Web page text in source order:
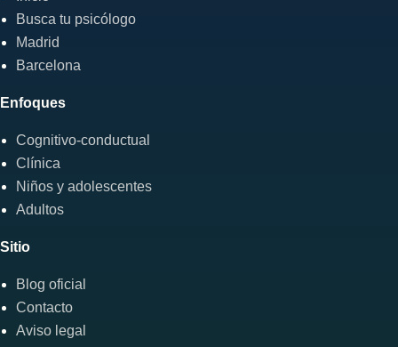
Busca tu psicólogo
Madrid
Barcelona
Enfoques
Cognitivo-conductual
Clínica
Niños y adolescentes
Adultos
Sitio
Blog oficial
Contacto
Aviso legal